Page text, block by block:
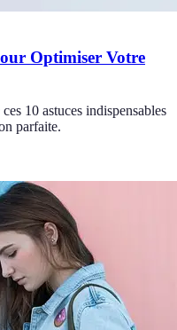
Optimiser Votre
10 astuces indispensables
parfaite.